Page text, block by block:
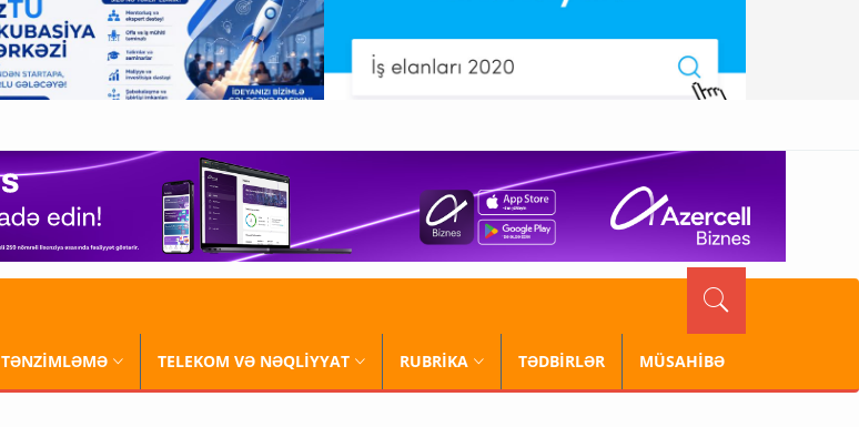
TƏNZİMLƏMƏ TELEKOM VƏ NƏQLİYYAT RUBRİKA TƏDBİRLƏR MÜSAHİBƏ